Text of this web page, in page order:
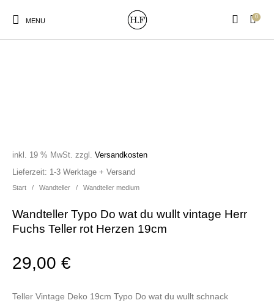
MENU
0
Gutscheine Kissen
Print:
Poster&Notizbücher
Strudia-Kampfkunst
für den Kopf
Taschen/Turnbeutel
Start / Wandteller / Wandteller medium
Wandteller Typo Do wat du wullt vintage Herr
Fuchs Teller rot Herzen 19cm
29,00€
inkl. 19 % MwSt. zzgl.Versandkosten
Teller Vintage Deko 19cm Typo Do wat du wullt schnack
Lieferzeit: 1-3 Werktage + Versand